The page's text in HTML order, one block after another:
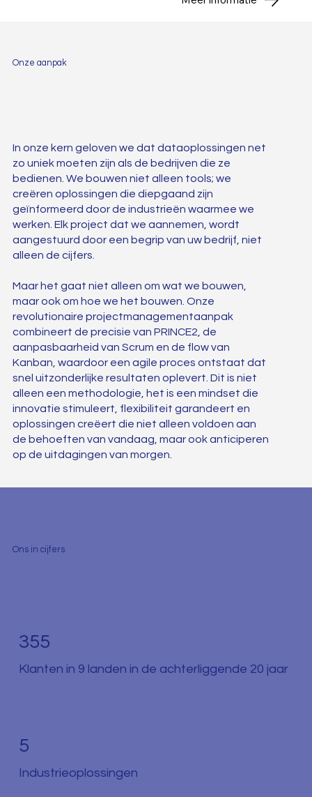
Onze aanpak
In onze kern geloven we dat dataoplossingen net
zo uniek moeten zijn als de bedrijven die ze
bedienen. We bouwen niet alleen tools; we
creëren oplossingen die diepgaand zijn
geïnformeerd door de industrieën waarmee we
werken. Elk project dat we aannemen, wordt
aangestuurd door een begrip van uw bedrijf, niet
alleen de cijfers.
Maar het gaat niet alleen om wat we bouwen,
maar ook om hoe we het bouwen. Onze
revolutionaire projectmanagementaanpak
combineert de precisie van PRINCE2, de
aanpasbaarheid van Scrum en de flow van
Kanban, waardoor een agile proces ontstaat dat
snel uitzonderlijke resultaten oplevert. Dit is niet
alleen een methodologie, het is een mindset die
innovatie stimuleert, flexibiliteit garandeert en
oplossingen creëert die niet alleen voldoen aan
de behoeften van vandaag, maar ook anticiperen
op de uitdagingen van morgen.
Ons in cijfers
355
Klanten in 9 landen in de achterliggende 20 jaar
5
Industrieoplossingen